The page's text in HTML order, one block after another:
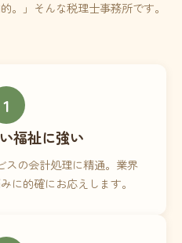
。」そんな税理士事務所です。
1
福祉に強い
スの会計処理に精通。業界
に的確にお応えします。